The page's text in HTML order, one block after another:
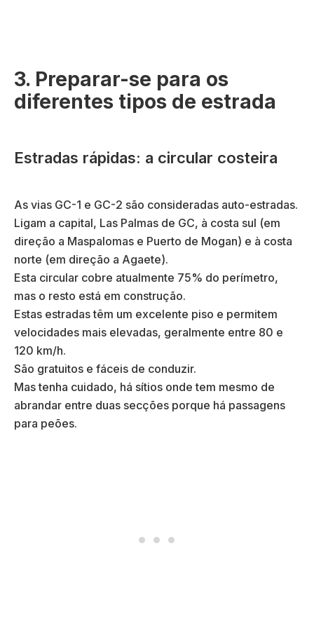
3. Preparar-se para os
diferentes tipos de estrada
Estradas rápidas: a circular costeira
As vias GC-1 e GC-2 são consideradas auto-estradas.
Ligam a capital, Las Palmas de GC, à costa sul (em
direção a Maspalomas e Puerto de Mogan) e à costa
norte (em direção a Agaete).
Esta circular cobre atualmente 75% do perímetro,
mas o resto está em construção.
Estas estradas têm um excelente piso e permitem
velocidades mais elevadas, geralmente entre 80 e
120 km/h.
São gratuitos e fáceis de conduzir.
Mas tenha cuidado, há sítios onde tem mesmo de
abrandar entre duas secções porque há passagens
para peões.